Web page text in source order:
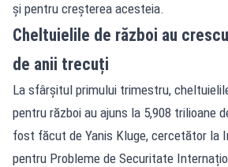
și pentru creșterea acesteia.
Cheltuielile de război au
de anii trecuți
La sfârșitul primului trimestru,
pentru război au ajuns la 5,908 trilioane
fost făcut de Yanis Kluge, cercetător la
pentru Probleme de Securitate